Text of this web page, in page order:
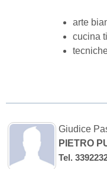
arte
cucina
Giudice
PIETRO
Tel.